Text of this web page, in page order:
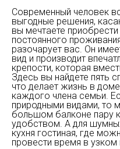
Современный человек
выгодные решения,
вы мечтаете
постоянного
разочарует вас. Он
вид и производит
крепости, которая
Здесь вы найдете пять
что делает жизнь в
каждого члена семьи.
природными видами, то
большом балконе пару
удобством. А для
кухня гостиная, где
провести время в узком